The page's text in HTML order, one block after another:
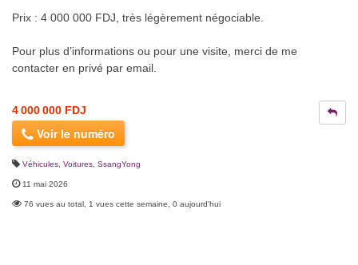
Prix : 4 000 000 FDJ, très légèrement négociable.
Pour plus d’informations ou pour une visite, merci de me
contacter en privé par email.
4 000 000 FDJ
Voir le numéro
Véhicules Voitures SsangYong
11 mai 2026
76 vues au total, 1 vues cette semaine, 0 aujourd'hui